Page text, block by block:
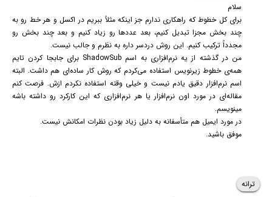
سلام
برای کل خطوط که راهکاری ندارم جز اینکه مثلاً ببریم در اکسل و هر خط رو به
چند بخش مجزا تبدیل کنیم، بعد عددها رو زیاد کنیم و بعد چند بخش رو
مجدداً ترکیب کنیم. این روش دردسر داره به نظرم و جالب نیست.
من در گذشته از یه نرم‌افزاری به اسم ShadowSub برای جابجا کردن تایم
همه‌ی خطوط زیرنویس استفاده می‌کردم که روش کار ساده‌ای هم داشت. البته
اسم نرم‌افزار دقیق یادم نیست و خیلی وقته استفاده نکردم ازش. فرصت کنم
مقاله‌ای در مورد اون نرم‌افزار یا هر نرم‌افزاری که این کارکرد رو داشته باشه
مینویسم.
در مورد ایمیل هم متأسفانه به دلیل زیاد بودن نظرات امکانش نیست.
موفق باشید.
ترانه